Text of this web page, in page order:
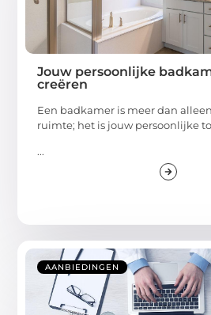
Jouw persoonlijke
creëren
Een badkamer is meer dan
ruimte; het is jouw persoonlijke
...
AANBIEDINGEN